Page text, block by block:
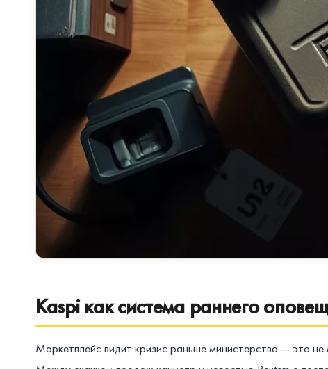
Kaspi как система раннего
Маркетплейс видит кризис раньше министерства — это